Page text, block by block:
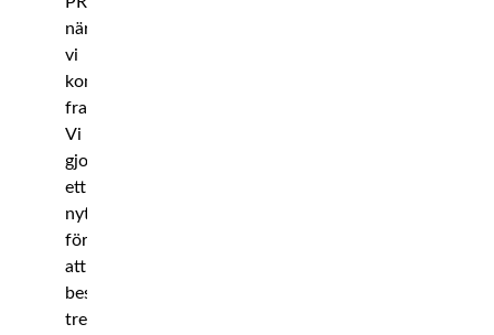
när
vi
kom
fram.
Vi
gjorde
ett
nytt
försök
att
beställa
tre